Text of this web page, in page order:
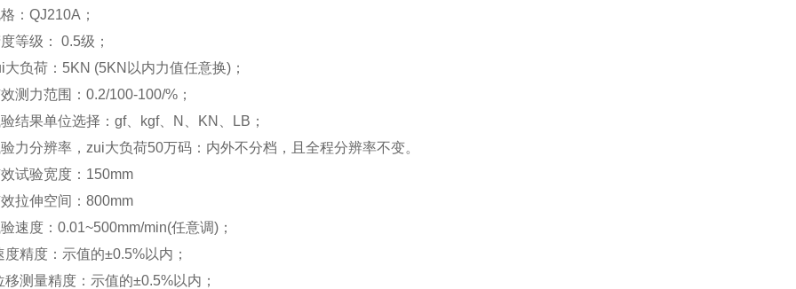
：QJ210A；
等级： 0.5级；
大负荷：5KN (5KN以内力值任意换)；
测力范围：0.2/100-100/%；
结果单位选择：gf、kgf、N、KN、LB；
力分辨率，zui大负荷50万码：内外不分档，且全程分辨率不变。
试验宽度：150mm
拉伸空间：800mm
速度：0.01~500mm/min(任意调)；
度精度：示值的±0.5%以内；
移测量精度：示值的±0.5%以内；